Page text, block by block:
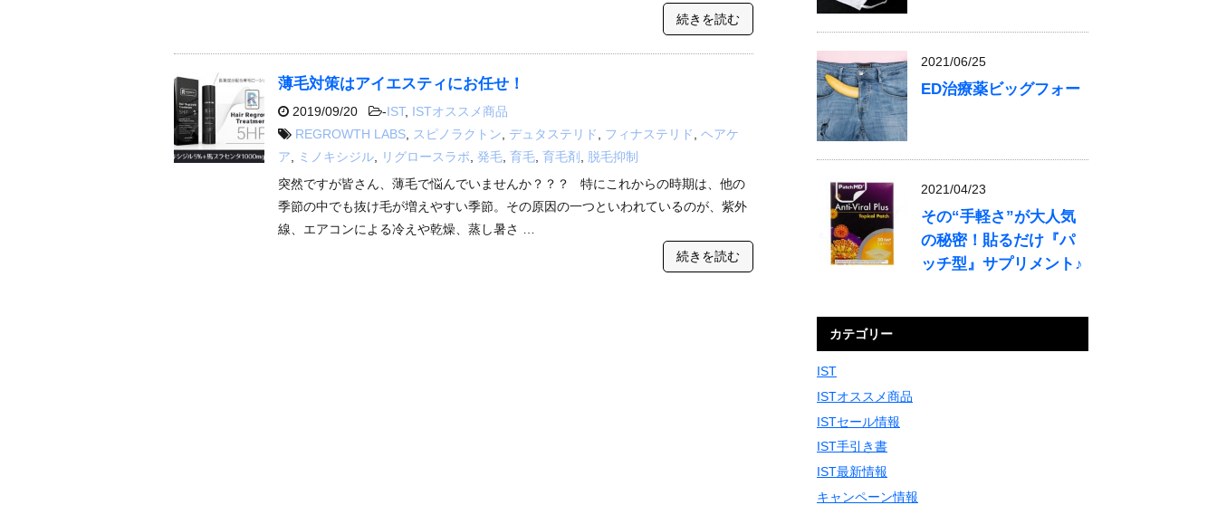
続きを読む
薄毛対策はアイエスティにお任せ！
2019/09/20 -IST, ISTオススメ商品
REGROWTH LABS
スピノラクトン デュタステリド フィナステリド
ヘアケ
ア
ミノキシジル リグロースラボ 発毛 育毛 育毛剤
脱毛抑制
突然ですが皆さん、薄毛で悩んでいませんか？？？ 特にこれからの時期は、他の
季節の中でも抜け毛が増えやすい季節。その原因の一つといわれているのが、紫外
線、エアコンによる冷えや乾燥、蒸し暑さ …
続きを読む
2021/06/25
ED治療薬ビッグフォー
2021/04/23
その“手軽さ”が大人気
の秘密！貼るだけ『パ
ッチ型』サプリメント♪
カテゴリー
IST
ISTオススメ商品
ISTセール情報
IST手引き書
IST最新情報
キャンペーン情報